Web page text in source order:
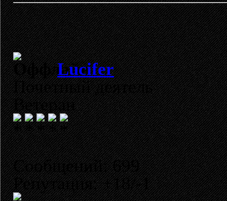
Lucifer
Почетный деятель
Ветеран
Сообщений: 699
Репутация: +18/-1